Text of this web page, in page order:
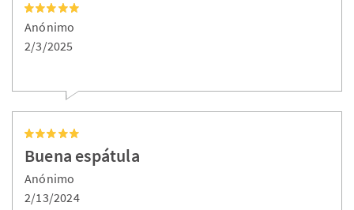
Anónimo
2/3/2025
Buena espátula
Anónimo
2/13/2024